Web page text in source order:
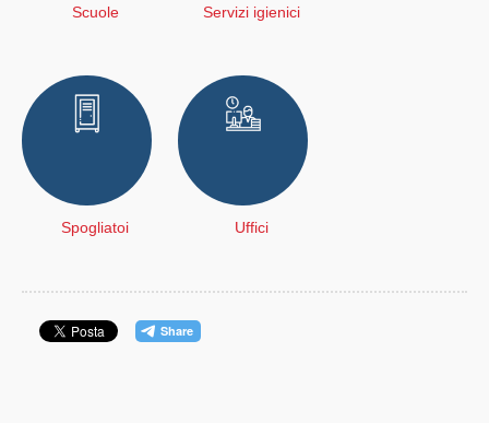
Scuole Servizi igienici
Spogliatoi Uffici